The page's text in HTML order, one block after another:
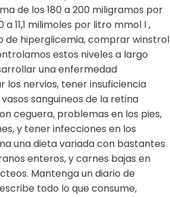
de los 180 a 200 miligramos por
11,1 milimoles por litro mmol l ,
de hiperglicemia, comprar winstrol
estos niveles a largo
una enfermedad
los nervios, tener insuficiencia
sanguineos de la retina
ceguera, problemas en los pies,
y tener infecciones en los
una dieta variada con bastantes
enteros, y carnes bajas en
Mantenga un diario de
todo lo que consume,